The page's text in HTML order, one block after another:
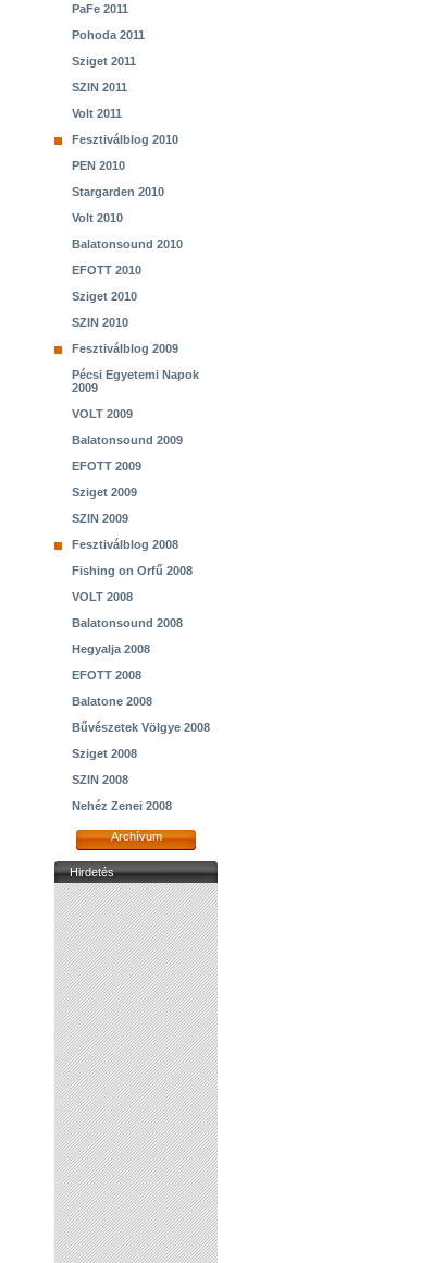
PaFe 2011
Pohoda 2011
Sziget 2011
SZIN 2011
Volt 2011
Fesztiválblog 2010
PEN 2010
Stargarden 2010
Volt 2010
Balatonsound 2010
EFOTT 2010
Sziget 2010
SZIN 2010
Fesztiválblog 2009
Pécsi Egyetemi Napok
2009
VOLT 2009
Balatonsound 2009
EFOTT 2009
Sziget 2009
SZIN 2009
Fesztiválblog 2008
Fishing on Orfű 2008
VOLT 2008
Balatonsound 2008
Hegyalja 2008
EFOTT 2008
Balatone 2008
Bűvészetek Völgye 2008
Sziget 2008
SZIN 2008
Nehéz Zenei 2008
Archívum
Hirdetés